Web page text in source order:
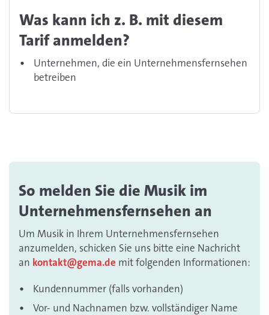
Was kann ich z. B. mit diesem
Tarif anmelden?
Unternehmen, die ein Unternehmensfernsehen
betreiben
So melden Sie die Musik im
Unternehmensfernsehen an
Um Musik in Ihrem Unternehmensfernsehen
anzumelden, schicken Sie uns bitte eine Nachricht
an kontakt@gema.de mit folgenden Informationen:
Kundennummer (falls vorhanden)
Vor- und Nachnamen bzw. vollständiger Name